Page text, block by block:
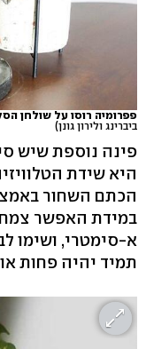
פפרומיה רוסו על שולחן
ביברינג ולירון גונן)
פינה נוספת שיש
היא שידת
הכתם השחור
במידת האפשר
א-סימטרי, ושימו
תמיד יהיה פחות